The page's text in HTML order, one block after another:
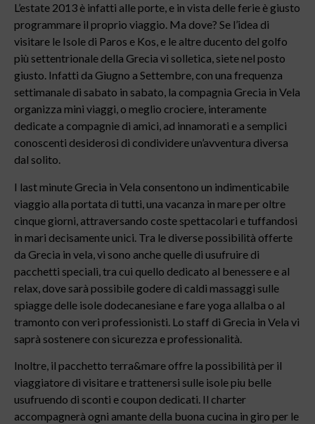
L’estate 2013 è infatti alle porte, e in vista delle ferie è giusto
programmare il proprio viaggio. Ma dove? Se l’idea di
visitare le Isole di Paros e Kos, e le altre ducento del golfo
più settentrionale della Grecia vi solletica, siete nel posto
giusto. Infatti da Giugno a Settembre, con una frequenza
settimanale di sabato in sabato, la compagnia Grecia in Vela
organizza mini viaggi, o meglio crociere, interamente
dedicate a compagnie di amici, ad innamorati e a semplici
conoscenti desiderosi di condividere un’avventura diversa
dal solito.
I last minute Grecia in Vela consentono un indimenticabile
viaggio alla portata di tutti, una vacanza in mare per oltre
cinque giorni, attraversando coste spettacolari e tuffandosi
in mari decisamente unici. Tra le diverse possibilità offerte
da Grecia in vela, vi sono anche quelle di usufruire di
pacchetti speciali, tra cui quello dedicato al benessere e al
relax, dove sarà possibile godere di caldi massaggi sulle
spiagge delle isole dodecanesiane e fare yoga allalba o al
tramonto con veri professionisti. Lo staff di Grecia in Vela vi
saprà sostenere con sicurezza e professionalità.
Inoltre, il pacchetto terra&mare offre la possibilità per il
viaggiatore di visitare e trattenersi sulle isole piu belle
usufruendo di sconti e coupon dedicati. Il charter
accompagnerà ogni amante della buona cucina in giro per le